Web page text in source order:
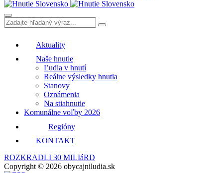
Aktuality
Naše hnutie
Ľudia v hnutí
Reálne výsledky hnutia
Stanovy
Oznámenia
Na stiahnutie
Komunálne voľby 2026
Regióny
KONTAKT
ROZKRADLI 30 MILIáRD
Copyright © 2026 obycajniludia.sk